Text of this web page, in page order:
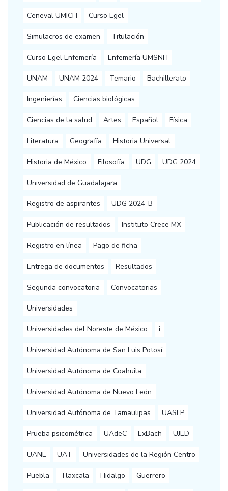
Ceneval UMICH Curso Egel
Simulacros de examen Titulación
Curso Egel Enfemería Enfemería UMSNH
UNAM UNAM 2024 Temario Bachillerato
Ingenierías Ciencias biológicas
Ciencias de la salud Artes Español Física
Literatura Geografía Historia Universal
Historia de México Filosofía UDG UDG 2024
Universidad de Guadalajara
Registro de aspirantes UDG 2024-B
Publicación de resultados Instituto Crece MX
Registro en línea Pago de ficha
Entrega de documentos Resultados
Segunda convocatoria Convocatorias
Universidades
Universidades del Noreste de México i
Universidad Autónoma de San Luis Potosí
Universidad Autónoma de Coahuila
Universidad Autónoma de Nuevo León
Universidad Autónoma de Tamaulipas UASLP
Prueba psicométrica UAdeC ExBach UJED
UANL UAT Universidades de la Región Centro
Puebla Tlaxcala Hidalgo Guerrero